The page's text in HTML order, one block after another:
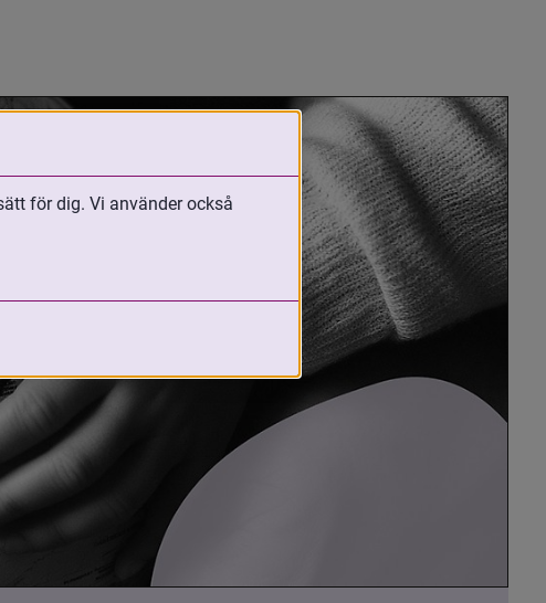
för dig. Vi använder också